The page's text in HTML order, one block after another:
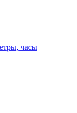
часы